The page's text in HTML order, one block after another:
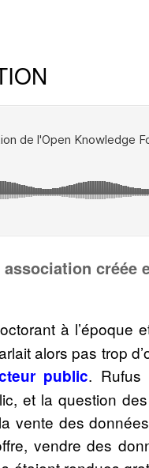
créée
à l’époque
alors pas trop
public. Rufus
et la question
vente des
vendre des